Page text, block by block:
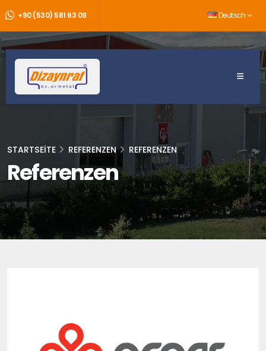
+90 (530) 581 63 09 Deutsch
STARTSEITE REFERENZEN REFERENZEN
Referenzen